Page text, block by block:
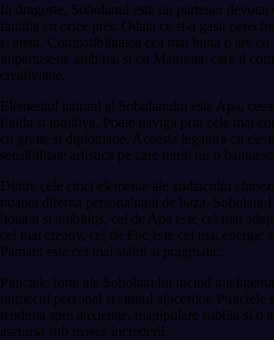
In dragoste, Sobolanul este un partener devotat
familia cu orice pret. Odata ce si-a gasit
si atent. Compatibilitatea cea mai buna o are
impartaseste ambitia, si cu Maimuta, care il
creativitate.
Elementul natural al Sobolanului este Apa,
fluida si intuitiva. Poate naviga prin cele mai
cu gratie si diplomatie. Aceasta legatura cu
sensibilitate artistica pe care multi nu o
Dintre cele cinci elemente ale zodiacului
nuanta diferita personalitatii de baza.
hotarat si ambitios, cel de Apa este cel mai
cel mai creativ, cel de Foc este cel mai energic
Pamant este cel mai stabil si pragmatic.
Punctele forte ale Sobolanului includ
farmecul personal si simtul afacerilor. Punctele
tendinta spre anxietate, manipulare subtila si o
ascunsa sub masca increderii.